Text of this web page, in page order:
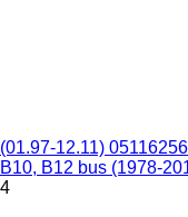
(01.97-12.11)
B10, B12 bus (1978-
4